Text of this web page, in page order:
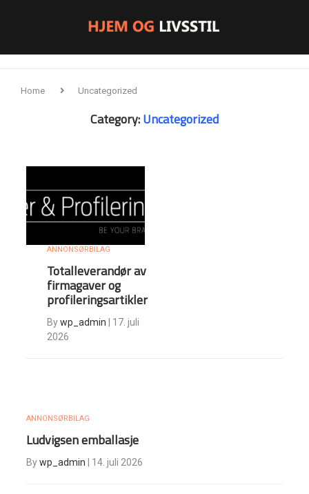
Home Uncategorized
Category:Uncategorized
ANNONSØRBILAG
Totalleverandør av
firmagaver og
profileringsartikler
Bywp_admin
17. juli
2026
ANNONSØRBILAG
Ludvigsen emballasje
Bywp_admin 14. juli 2026